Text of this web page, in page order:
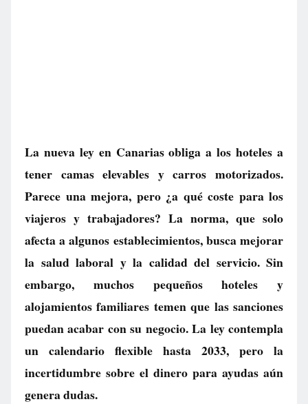
La nueva ley en Canarias obliga a los hoteles a
tener camas elevables y carros motorizados.
Parece una mejora, pero ¿a qué coste para los
viajeros y trabajadores? La norma, que solo
afecta a algunos establecimientos, busca mejorar
la salud laboral y la calidad del servicio. Sin
embargo, muchos pequeños hoteles y
alojamientos familiares temen que las sanciones
puedan acabar con su negocio. La ley contempla
un calendario flexible hasta 2033, pero la
incertidumbre sobre el dinero para ayudas aún
genera dudas.